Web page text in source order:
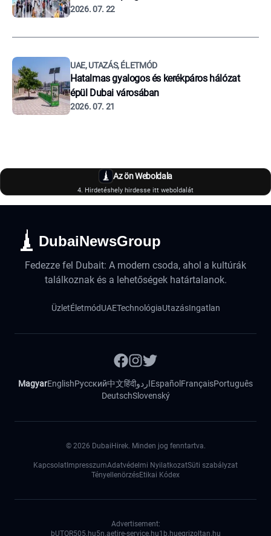
2026. 07. 22
UAE, UTAZÁS, ÉLETMÓD
Hatalmas gyalogos és kerékpáros hálózat
épül Dubai városában
2026. 07. 21
Az ön Weboldala
4. Hirdetéshely hirdesse itt weboldalát
DubaiNewsGroup
Fedezze fel Dubait: A modern csoda, ahol a kultúrák
találkoznak és a lehetőségek határtalanok.
ÜzletÉletmódUAETechnológiaUtazásIngatlan
MagyarEnglishРусский中文हिंदीاردوEspañol FrançaisPortuguês
DeutschSlovenský
© 2026 DubaiHirek. Minden jog fenntartva.
Kapcsolat ImpresszumAdatvédelmi NyilatkozatSüti szabályzat
TényellenörzésEtikai Kódex
Advertisement:
bUTOR505.hu5n.aetire-service.hu1b.huegrizoltan.hu